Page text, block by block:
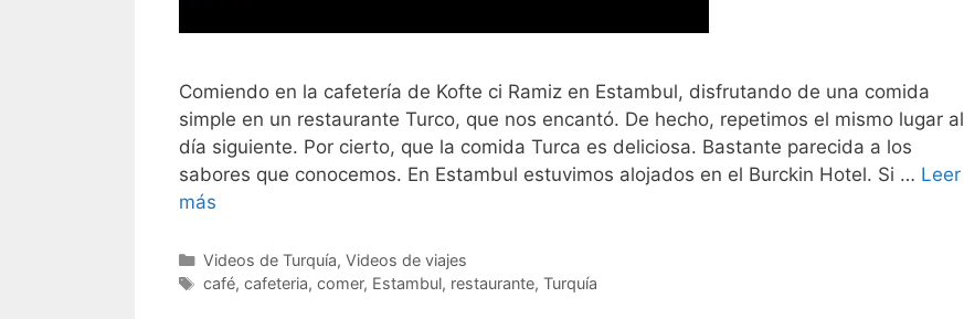
Comiendo en la cafetería de Kofte ci Ramiz en Estambul, disfrutando de una comida
simple en un restaurante Turco, que nos encantó. De hecho, repetimos el mismo lugar al
día siguiente. Por cierto, que la comida Turca es deliciosa. Bastante parecida a los
sabores que conocemos. En Estambul estuvimos alojados en el Burckin Hotel. Si … Leer
más
Categorías
Videos de Turquía, Videos de viajes
Etiquetas
café, cafeteria, comer, Estambul, restaurante, Turquía